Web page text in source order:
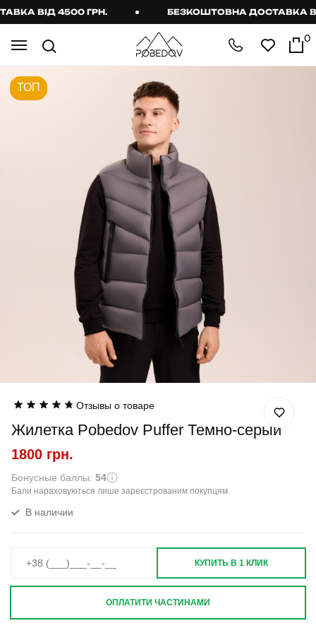
ВІД 4500 ГРН. БЕЗКОШТОВНА ДОСТАВКА ВІД
0
ТОП
Отзывы о товаре
Жилетка Pobedov Puffer Темно-серый
1800 грн.
Бонусные баллы: 54
Бали нараховуються лише зареєстрованим покупцям.
В наличии
КУПИТЬ В 1 КЛИК
ОПЛАТИТИ ЧАСТИНАМИ